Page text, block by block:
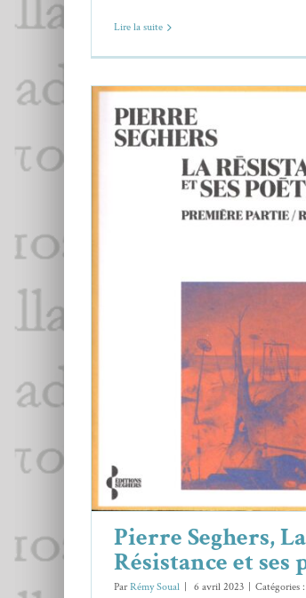
Lire la suite
Pierre Seghers, La
poètes
Critiques Pierre Seghers
Pierre Seghers, La
Résistance et ses
ParRémy Soual 6 avril 2023 Catégories :